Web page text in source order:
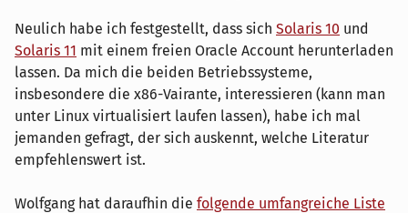
Neulich habe ich festgestellt, dass sich Solaris 10 und
Solaris 11 mit einem freien Oracle Account herunterladen
lassen. Da mich die beiden Betriebssysteme,
insbesondere die x86-Vairante, interessieren (kann man
unter Linux virtualisiert laufen lassen), habe ich mal
jemanden gefragt, der sich auskennt, welche Literatur
empfehlenswert ist.
Wolfgang hat daraufhin die folgende umfangreiche Liste